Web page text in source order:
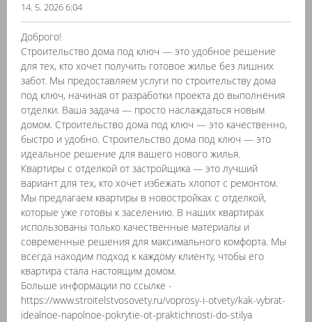
14. 5. 2026 6:04
Доброго!
Строительство дома под ключ — это удобное решение
для тех, кто хочет получить готовое жилье без лишних
забот. Мы предоставляем услуги по строительству дома
под ключ, начиная от разработки проекта до выполнения
отделки. Ваша задача — просто наслаждаться новым
домом. Строительство дома под ключ — это качественно,
быстро и удобно. Строительство дома под ключ — это
идеальное решение для вашего нового жилья.
Квартиры с отделкой от застройщика — это лучший
вариант для тех, кто хочет избежать хлопот с ремонтом.
Мы предлагаем квартиры в новостройках с отделкой,
которые уже готовы к заселению. В наших квартирах
использованы только качественные материалы и
современные решения для максимального комфорта. Мы
всегда находим подход к каждому клиенту, чтобы его
квартира стала настоящим домом.
Больше информации по ссылке -
https://www.stroitelstvosovety.ru/voprosy-i-otvety/kak-vybrat-
idealnoe-napolnoe-pokrytie-ot-praktichnosti-do-stilya